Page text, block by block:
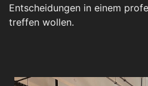
Entscheidungen in einem
treffen wollen.